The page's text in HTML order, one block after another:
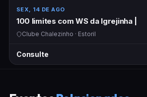
SEX, 14 DE AGO
100 limites com WS da Igrejinha |
Clube Chalezinho · Estoril
Consulte